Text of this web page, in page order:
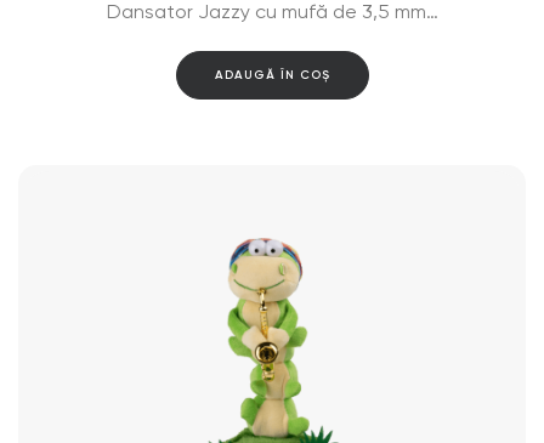
Dansator Jazzy cu mufă de 3,5 mm…
ADAUGĂ ÎN COȘ